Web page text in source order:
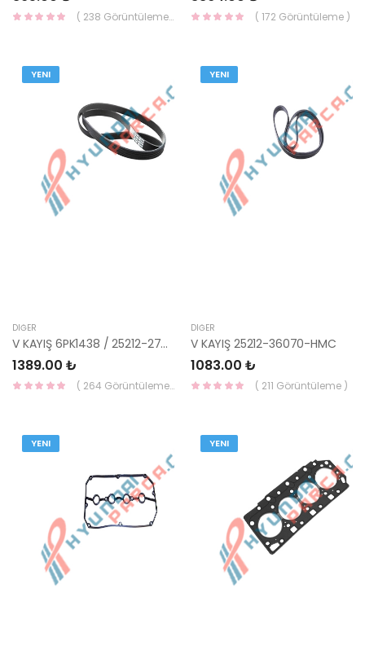
( 238 Görüntüleme ) ( 172 Görüntüleme )
YENI
DIĞER
V KAYIŞ 6PK1438 / 25212-27501 / 25212-27502-GATES
1389.00 ₺
( 264 Görüntüleme )
YENI
DIĞER
V KAYIŞ 25212-36070-HMC
1083.00 ₺
( 211 Görüntüleme )
YENI YENI